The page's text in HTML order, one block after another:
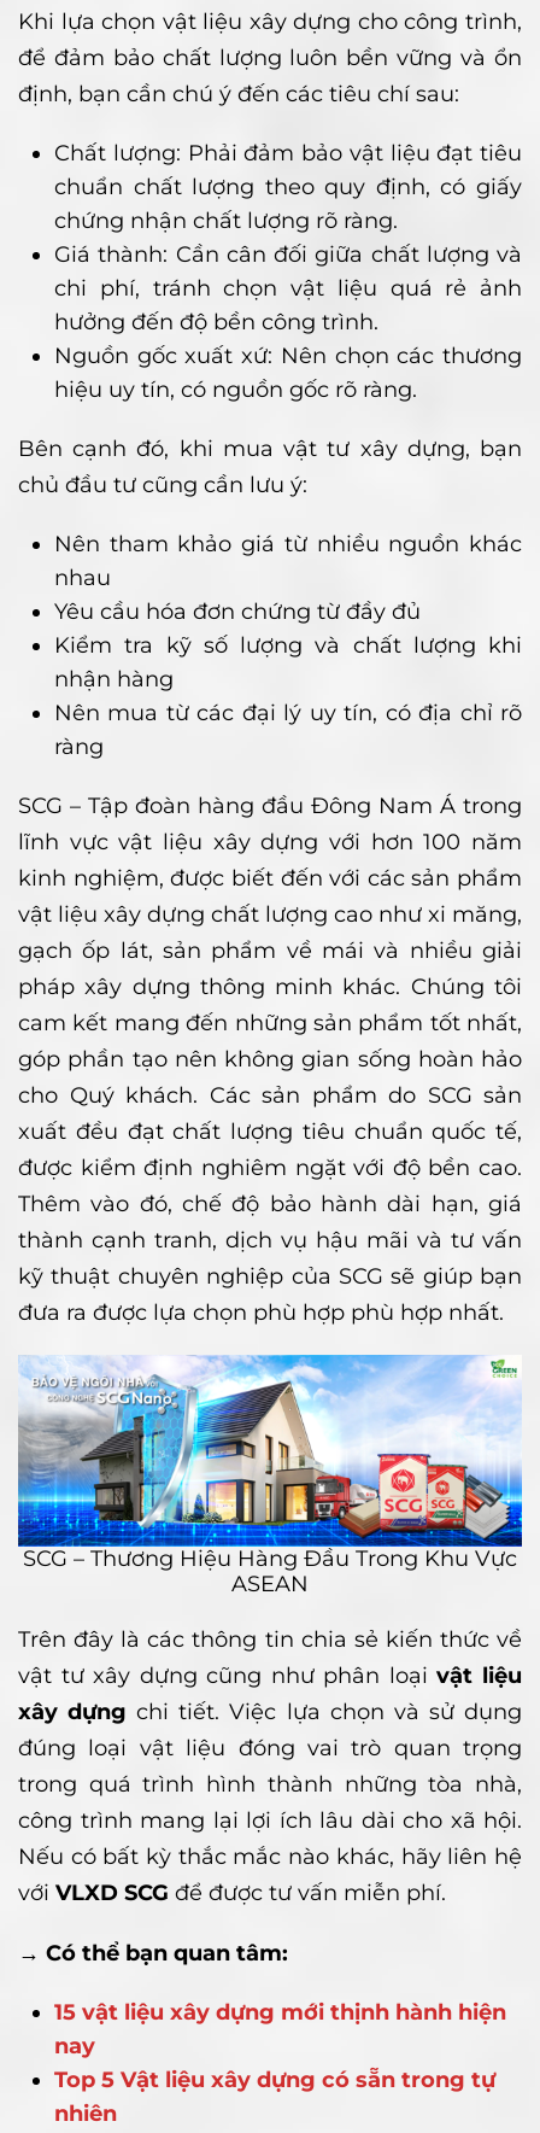
Khi lựa chọn vật liệu xây dựng cho công trình,
để đảm bảo chất lượng luôn bền vững và ổn
định, bạn cần chú ý đến các tiêu chí sau:
Chất lượng: Phải đảm bảo vật liệu đạt tiêu
chuẩn chất lượng theo quy định, có giấy
chứng nhận chất lượng rõ ràng.
Giá thành: Cần cân đối giữa chất lượng và
chi phí, tránh chọn vật liệu quá rẻ ảnh
hưởng đến độ bền công trình.
Nguồn gốc xuất xứ: Nên chọn các thương
hiệu uy tín, có nguồn gốc rõ ràng.
Bên cạnh đó, khi mua vật tư xây dựng, bạn
chủ đầu tư cũng cần lưu ý:
Nên tham khảo giá từ nhiều nguồn khác
nhau
Yêu cầu hóa đơn chứng từ đầy đủ
Kiểm tra kỹ số lượng và chất lượng khi
nhận hàng
Nên mua từ các đại lý uy tín, có địa chỉ rõ
ràng
SCG – Tập đoàn hàng đầu Đông Nam Á trong
lĩnh vực vật liệu xây dựng với hơn 100 năm
kinh nghiệm, được biết đến với các sản phẩm
vật liệu xây dựng chất lượng cao như xi măng,
gạch ốp lát, sản phẩm về mái và nhiều giải
pháp xây dựng thông minh khác. Chúng tôi
cam kết mang đến những sản phẩm tốt nhất,
góp phần tạo nên không gian sống hoàn hảo
cho Quý khách. Các sản phẩm do SCG sản
xuất đều đạt chất lượng tiêu chuẩn quốc tế,
được kiểm định nghiêm ngặt với độ bền cao.
Thêm vào đó, chế độ bảo hành dài hạn, giá
thành cạnh tranh, dịch vụ hậu mãi và tư vấn
kỹ thuật chuyên nghiệp của SCG sẽ giúp bạn
đưa ra được lựa chọn phù hợp phù hợp nhất.
SCG – Thương Hiệu Hàng Đầu Trong Khu Vực
ASEAN
Trên đây là các thông tin chia sẻ kiến thức về
vật tư xây dựng cũng như phân loạivật liệu
xây dựng chi tiết. Việc lựa chọn và sử dụng
đúng loại vật liệu đóng vai trò quan trọng
trong quá trình hình thành những tòa nhà,
công trình mang lại lợi ích lâu dài cho xã hội.
Nếu có bất kỳ thắc mắc nào khác, hãy liên hệ
với VLXD SCG để được tư vấn miễn phí.
→ Có thể bạn quan tâm:
15 vật liệu xây dựng mới thịnh hành hiện
nay
Top 5 Vật liệu xây dựng có sẵn trong tự
nhiên